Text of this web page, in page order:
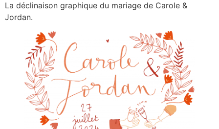
La déclinaison graphique du mariage de Carole &
Jordan.